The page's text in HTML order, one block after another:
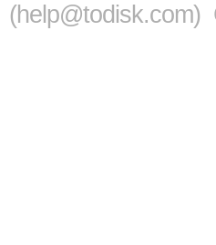
(help@todisk.com)